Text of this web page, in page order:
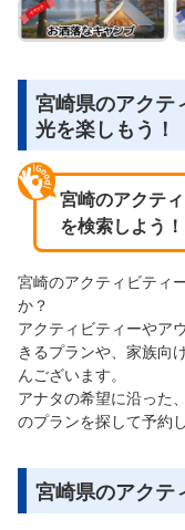
宮崎県のアクテ
光を楽しもう！
宮崎のアクテ
を検索しよう！
宮崎のアクティビティ
か？
アクティビティーやア
きるプランや、家族向
んございます。
アナタの希望に沿った
のプランを探して予約
宮崎県のアクテ